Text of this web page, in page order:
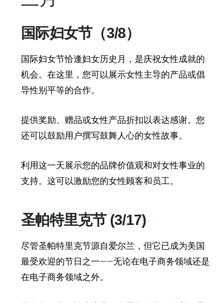
国际妇女节（3/8）
国际妇女节恰逢妇女历史月，是庆祝女性成就的
机会。在这里，您可以展示女性主导的产品或倡
导性别平等的合作。
提供奖励、赠品或女性产品折扣以表达感谢。您
还可以鼓励用户撰写鼓舞人心的女性故事。
利用这一天展示您的品牌价值观和对女性事业的
支持。这可以激励您的女性顾客和员工。
圣帕特里克节 (3/17)
尽管圣帕特里克节源自爱尔兰，但它已成为美国
最受欢迎的节日之一——无论在电子商务领域还是
在电子商务领域之外。